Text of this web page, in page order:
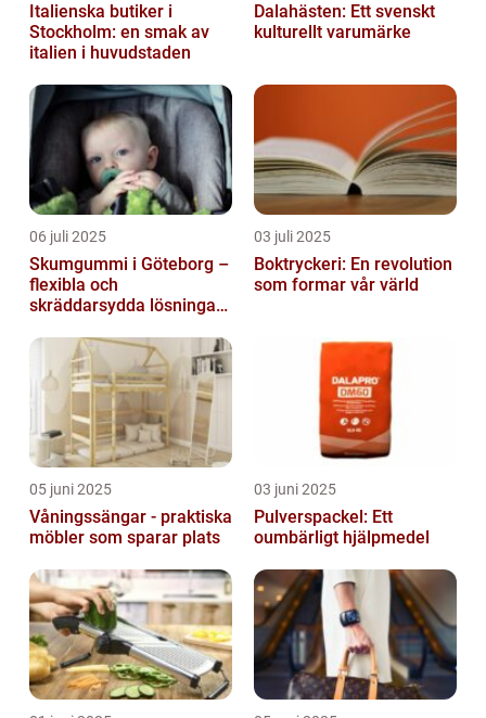
Italienska butiker i
Stockholm: en smak av
italien i huvudstaden
Dalahästen: Ett svenskt
kulturellt varumärke
06 juli 2025
Skumgummi i Göteborg –
flexibla och
skräddarsydda lösningar
03 juli 2025
Boktryckeri: En revolution
som formar vår värld
05 juni 2025
Våningssängar - praktiska
möbler som sparar plats
03 juni 2025
Pulverspackel: Ett
oumbärligt hjälpmedel